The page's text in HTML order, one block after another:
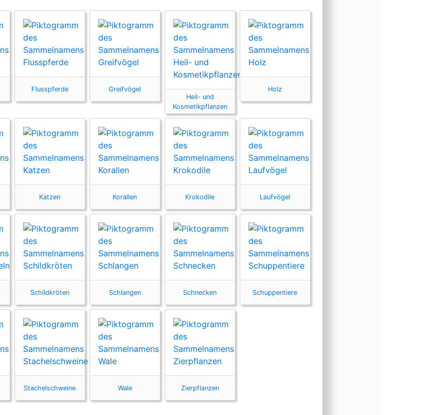
Flusspferde
Greifvögel
Heil- und
Kosmetikpflanzen
Holz
Katzen Korallen Krokodile Laufvögel
Schildkröten Schlangen Schnecken Schuppentiere
Stachelschweine Wale Zierpflanzen